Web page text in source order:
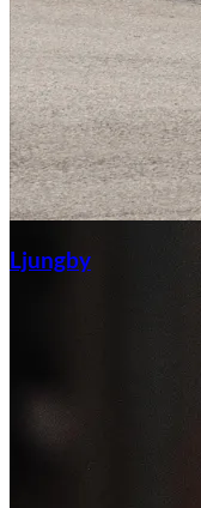
Ljungby